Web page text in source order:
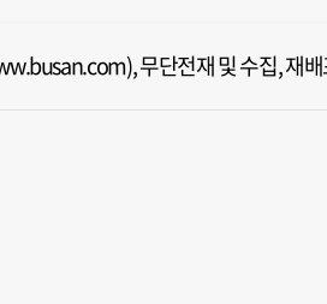
무단전재 및 수집, 재